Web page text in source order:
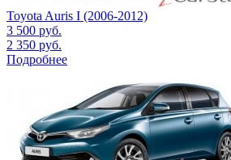
Toyota Auris I (2006-2012)
3 500 руб.
2 350 руб.
Подробнее